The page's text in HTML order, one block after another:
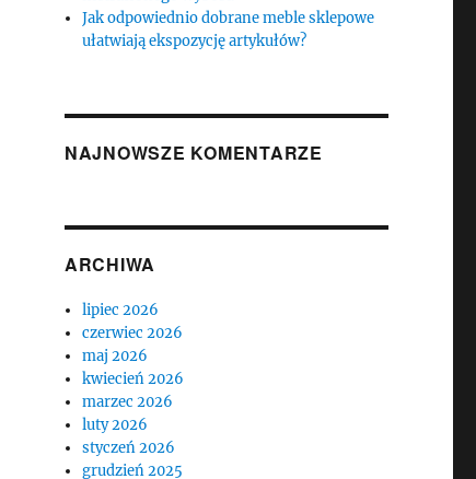
Jak odpowiednio dobrane meble sklepowe
ułatwiają ekspozycję artykułów?
NAJNOWSZE KOMENTARZE
ARCHIWA
lipiec 2026
czerwiec 2026
maj 2026
kwiecień 2026
marzec 2026
luty 2026
styczeń 2026
grudzień 2025